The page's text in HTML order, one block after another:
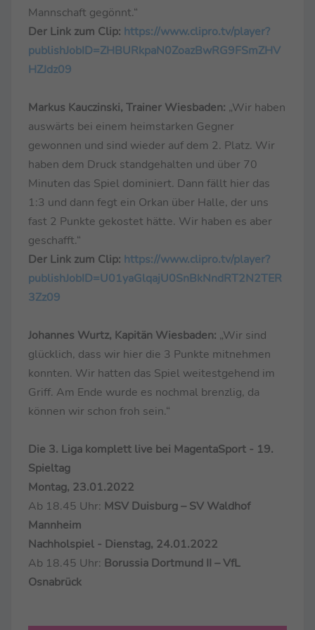
Mannschaft gegönnt.“
Der Link zum Clip: https://www.clipro.tv/player?
publishJobID=ZHBURkpaN0ZoazBwRG9FSmZHV
HZJdz09
Markus Kauczinski, Trainer Wiesbaden: „Wir haben
auswärts bei einem heimstarken Gegner
gewonnen und sind wieder auf dem 2. Platz. Wir
haben dem Druck standgehalten und über 70
Minuten das Spiel dominiert. Dann fällt hier das
1:3 und dann fegt ein Orkan über Halle, der uns
fast 2 Punkte gekostet hätte. Wir haben es aber
geschafft.“
Der Link zum Clip: https://www.clipro.tv/player?
publishJobID=U01yaGlqajU0SnBkNndRT2N2TER
3Zz09
Johannes Wurtz, Kapitän Wiesbaden: „Wir sind
glücklich, dass wir hier die 3 Punkte mitnehmen
konnten. Wir hatten das Spiel weitestgehend im
Griff. Am Ende wurde es nochmal brenzlig, da
können wir schon froh sein.“
Die 3. Liga komplett live bei MagentaSport - 19.
Spieltag
Montag, 23.01.2022
Ab 18.45 Uhr: MSV Duisburg – SV Waldhof
Mannheim
Nachholspiel - Dienstag, 24.01.2022
Ab 18.45 Uhr: Borussia Dortmund II – VfL
Osnabrück